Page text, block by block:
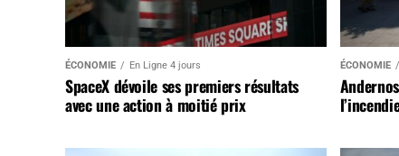
ÉCONOMIE En Ligne 4 jours
SpaceX dévoile ses premiers résultats
avec une action à moitié prix
ÉCONOMIE